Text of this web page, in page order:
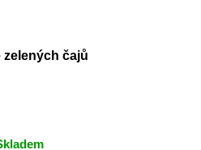
zelených čajů